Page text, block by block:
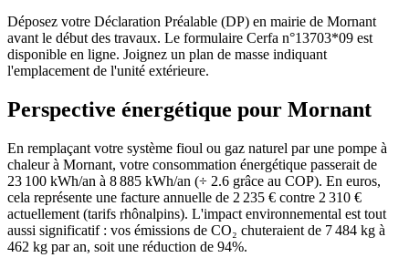
Déposez votre Déclaration Préalable (DP) en mairie de Mornant
avant le début des travaux. Le formulaire Cerfa n°13703*09 est
disponible en ligne. Joignez un plan de masse indiquant
l'emplacement de l'unité extérieure.
Perspective énergétique pour Mornant
En remplaçant votre système fioul ou gaz naturel par une pompe à
chaleur à Mornant, votre consommation énergétique passerait de
23 100 kWh/an à 8 885 kWh/an (÷ 2.6 grâce au COP). En euros,
cela représente une facture annuelle de 2 235 € contre 2 310 €
actuellement (tarifs rhônalpins). L'impact environnemental est tout
aussi significatif : vos émissions de CO₂ chuteraient de 7 484 kg à
462 kg par an, soit une réduction de 94%.